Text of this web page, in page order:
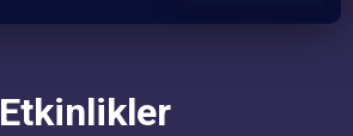
Etkinlikler